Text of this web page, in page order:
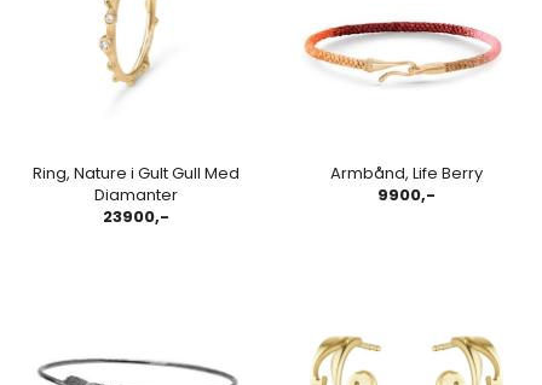
Ring, Nature i Gult Gull Med
Diamanter
23900,-
Armbånd, Life Berry
9900,-